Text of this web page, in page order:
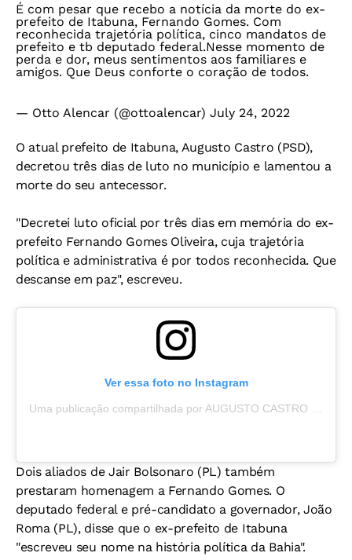
É com pesar que recebo a notícia da morte do ex-
prefeito de Itabuna, Fernando Gomes. Com
reconhecida trajetória política, cinco mandatos de
prefeito e tb deputado federal.Nesse momento de
perda e dor, meus sentimentos aos familiares e
amigos. Que Deus conforte o coração de todos.
— Otto Alencar (@ottoalencar) July 24, 2022
O atual prefeito de Itabuna, Augusto Castro (PSD),
decretou três dias de luto no município e lamentou a
morte do seu antecessor.
"Decretei luto oficial por três dias em memória do ex-
prefeito Fernando Gomes Oliveira, cuja trajetória
política e administrativa é por todos reconhecida. Que
descanse em paz", escreveu.
Ver essa foto no Instagram
Dois aliados de Jair Bolsonaro (PL) também
prestaram homenagem a Fernando Gomes. O
deputado federal e pré-candidato a governador, João
Roma (PL), disse que o ex-prefeito de Itabuna
"escreveu seu nome na história política da Bahia".